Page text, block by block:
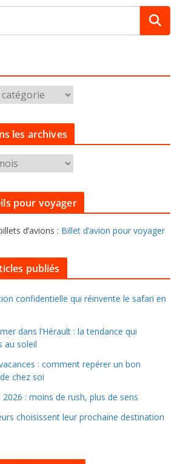
les archives
pour voyager
d’avions : Billet d’avion pour voyager
publiés
confidentielle qui réinvente le safari en
dans l’Hérault : la tendance qui
au soleil
: comment repérer un bon
chez soi
2026 : moins de rush, plus de sens
choisissent leur prochaine destination